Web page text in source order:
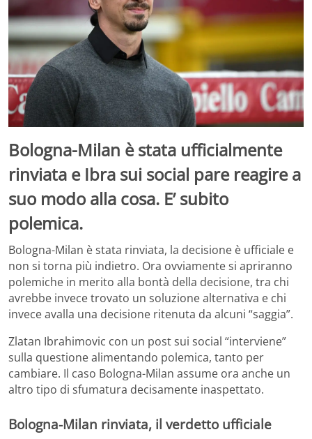
Bologna-Milan è stata ufficialmente
rinviata e Ibra sui social pare reagire a
suo modo alla cosa. E’ subito
polemica.
Bologna-Milan è stata rinviata, la decisione è ufficiale e
non si torna più indietro. Ora ovviamente si apriranno
polemiche in merito alla bontà della decisione, tra chi
avrebbe invece trovato un soluzione alternativa e chi
invece avalla una decisione ritenuta da alcuni “saggia”.
Zlatan Ibrahimovic con un post sui social “interviene”
sulla questione alimentando polemica, tanto per
cambiare. Il caso Bologna-Milan assume ora anche un
altro tipo di sfumatura decisamente inaspettato.
Bologna-Milan rinviata, il verdetto ufficiale